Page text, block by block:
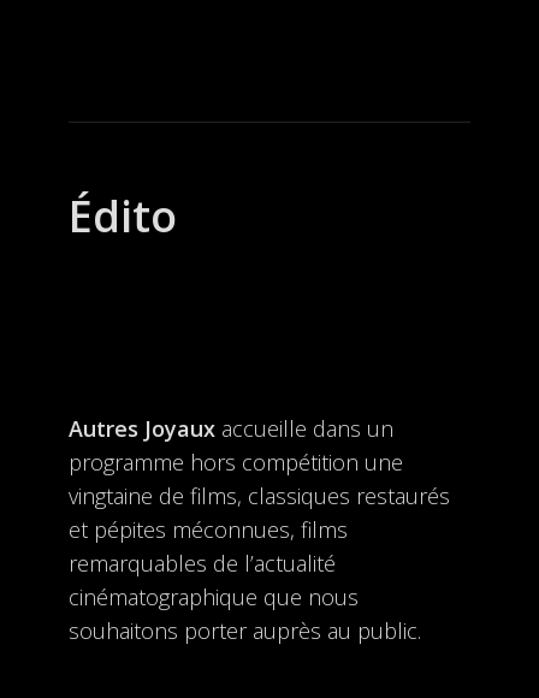
Édito
Autres Joyauxaccueille dans un
programme hors compétition une
vingtaine de films, classiques restaurés
et pépites méconnues, films
remarquables de l’actualité
cinématographique que nous
souhaitons porter auprès au public.